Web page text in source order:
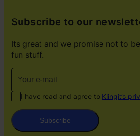
Subscribe to our
Its great and we promise not to
fun stuff.
I have read and agree to Klingit’s
Subscribe